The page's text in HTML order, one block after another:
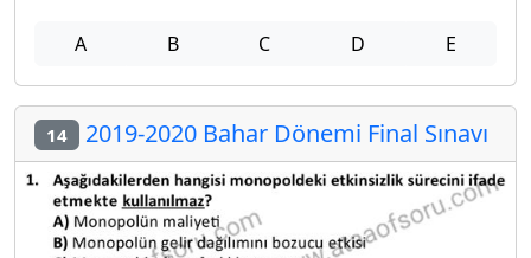
A B C D E
14 2019-2020 Bahar Dönemi Final Sınavı